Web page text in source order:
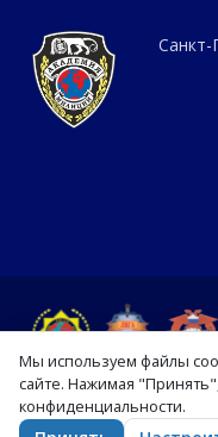
Санкт-
Мы используем файлы
сайте. Нажимая
конфиденциальности.